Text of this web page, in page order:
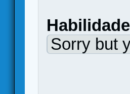
Sorry but